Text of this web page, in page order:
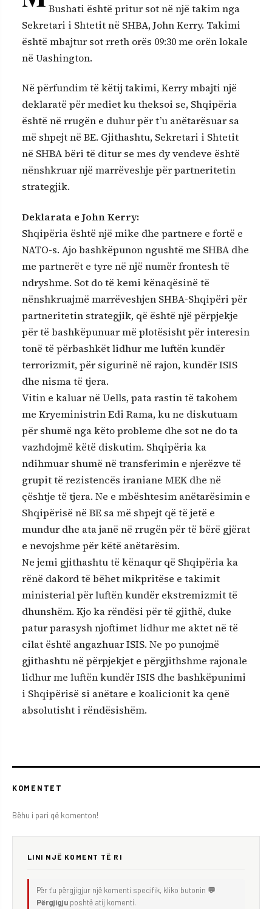
Bushati është pritur sot në një takim nga
Sekretari i Shtetit në SHBA, John Kerry. Takimi
është mbajtur sot rreth orës 09:30 me orën lokale
në Uashington.
Në përfundim të këtij takimi, Kerry mbajti një
deklaratë për mediet ku theksoi se, Shqipëria
është në rrugën e duhur për t’u anëtarësuar sa
më shpejt në BE. Gjithashtu, Sekretari i Shtetit
në SHBA bëri të ditur se mes dy vendeve është
nënshkruar një marrëveshje për partneritetin
strategjik.
Deklarata e John Kerry:
Shqipëria është një mike dhe partnere e fortë e
NATO-s. Ajo bashkëpunon ngushtë me SHBA dhe
me partnerët e tyre në një numër frontesh të
ndryshme. Sot do të kemi kënaqësinë të
nënshkruajmë marrëveshjen SHBA-Shqipëri për
partneritetin strategjik, që është një përpjekje
për të bashkëpunuar më plotësisht për interesin
tonë të përbashkët lidhur me luftën kundër
terrorizmit, për sigurinë në rajon, kundër ISIS
dhe nisma të tjera.
Vitin e kaluar në Uells, pata rastin të takohem
me Kryeministrin Edi Rama, ku ne diskutuam
për shumë nga këto probleme dhe sot ne do ta
vazhdojmë këtë diskutim. Shqipëria ka
ndihmuar shumë në transferimin e njerëzve të
grupit të rezistencës iraniane MEK dhe në
çështje të tjera. Ne e mbështesim anëtarësimin e
Shqipërisë në BE sa më shpejt që të jetë e
mundur dhe ata janë në rrugën për të bërë gjërat
e nevojshme për këtë anëtarësim.
Ne jemi gjithashtu të kënaqur që Shqipëria ka
rënë dakord të bëhet mikpritëse e takimit
ministerial për luftën kundër ekstremizmit të
dhunshëm. Kjo ka rëndësi për të gjithë, duke
patur parasysh njoftimet lidhur me aktet në të
cilat është angazhuar ISIS. Ne po punojmë
gjithashtu në përpjekjet e përgjithshme rajonale
lidhur me luftën kundër ISIS dhe bashkëpunimi
i Shqipërisë si anëtare e koalicionit ka qenë
absolutisht i rëndësishëm.
KOMENTET
Bëhu i pari që komenton!
LINI NJË KOMENT TË RI
Për t'u përgjigjur një komenti specifik, kliko butonin 💬
Përgjigju poshtë atij komenti.